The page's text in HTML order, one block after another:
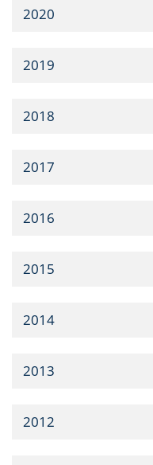
2020
2019
2018
2017
2016
2015
2014
2013
2012